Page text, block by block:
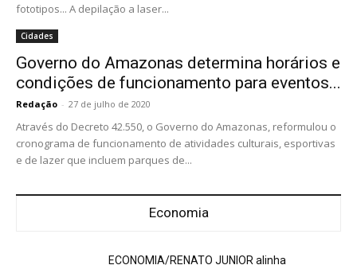
fototipos... A depilação a laser...
Cidades
Governo do Amazonas determina horários e
condições de funcionamento para eventos...
Redação - 27 de julho de 2020
Através do Decreto 42.550, o Governo do Amazonas, reformulou o
cronograma de funcionamento de atividades culturais, esportivas
e de lazer que incluem parques de...
Economia
ECONOMIA/RENATO JUNIOR alinha